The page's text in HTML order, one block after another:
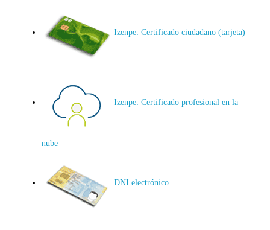
Izenpe: Certificado ciudadano (tarjeta)
Izenpe: Certificado profesional en la
nube
DNI electrónico